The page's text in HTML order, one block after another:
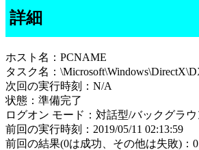
詳細
ホスト名：PCNAME
タスク名：
次回の実行時刻：N/A
状態：準備完了
ログオン モード：対話型/バックグラウ
前回の実行時刻：2019/05/11 02:13:59
前回の結果(0は成功、その他は失敗)：0